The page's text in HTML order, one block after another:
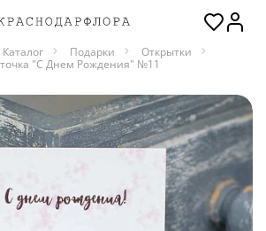
Каталог Подарки
Открытки
"С Днем Рождения" №11